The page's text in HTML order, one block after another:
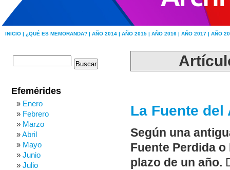
INICIO | ¿QUÉ ES MEMORANDA? | AÑO 2014 | AÑO 2015 | AÑO 2016 | AÑO 2017 | AÑO
La Fuente del
Según una
Fuente Perdida
plazo de un año.
Efemérides
Enero
Febrero
Marzo
Abril
Mayo
Junio
Julio